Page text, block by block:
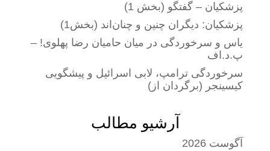
پزشکیان – گفتگو (بخش 1)
پزشکیان: دیگران چنین و چنان‌اند (بخش1)
یاس و سرخوردگی در میان حامیان رضا پهلوی! –
پ.د.اف
سرخوردگی ترامپ، لابی اسرائیل و پیشگویی
کیسینجر (برگردان از)
آرشیو مطالب
آگوست 2026